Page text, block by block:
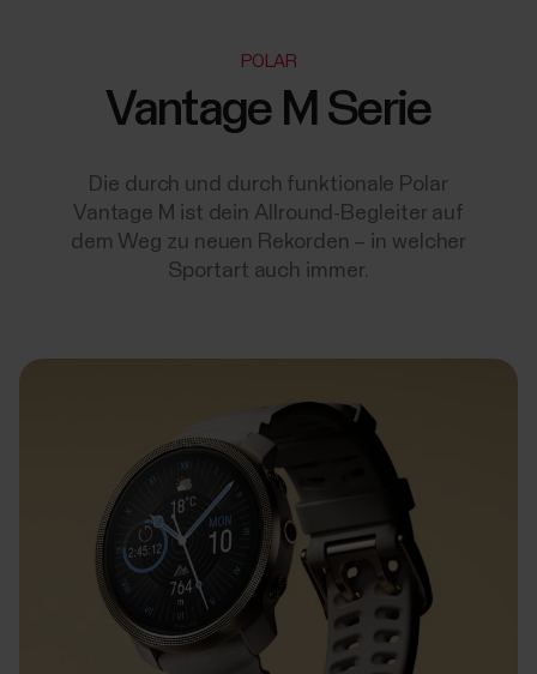
POLAR
Vantage M Serie
Die durch und durch funktionale Polar
Vantage M ist dein Allround-Begleiter auf
dem Weg zu neuen Rekorden – in welcher
Sportart auch immer.